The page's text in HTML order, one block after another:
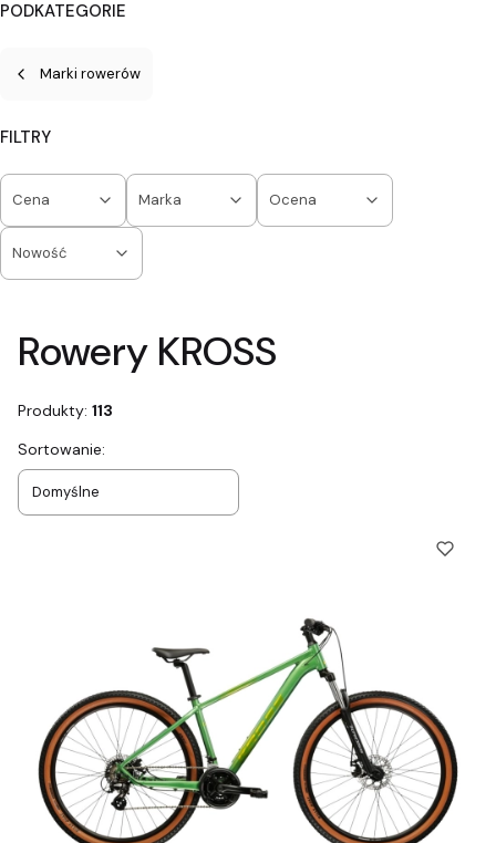
PODKATEGORIE
Marki rowerów
FILTRY
Cena Marka Ocena
Nowość
Rowery KROSS
Produkty: 113
Lista produktów
Sortowanie:
Domyślne